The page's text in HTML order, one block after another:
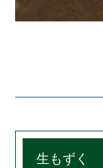
生もずく